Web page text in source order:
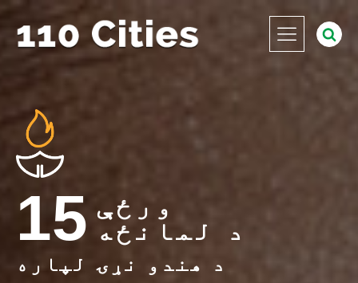
15 ورځې
د لمانځه
د هندو نړۍ لپاره